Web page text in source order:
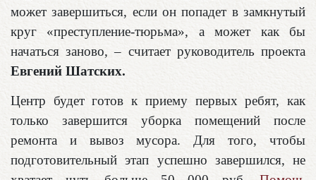
может завершиться, если он попадет в замкнутый
круг «преступление-тюрьма», а может как бы
начаться заново, – считает руководитель проекта
Евгений Шатских.
Центр будет готов к приему первых ребят, как
только завершится уборка помещений после
ремонта и вывоз мусора. Для того, чтобы
подготовительный этап успешно завершился, не